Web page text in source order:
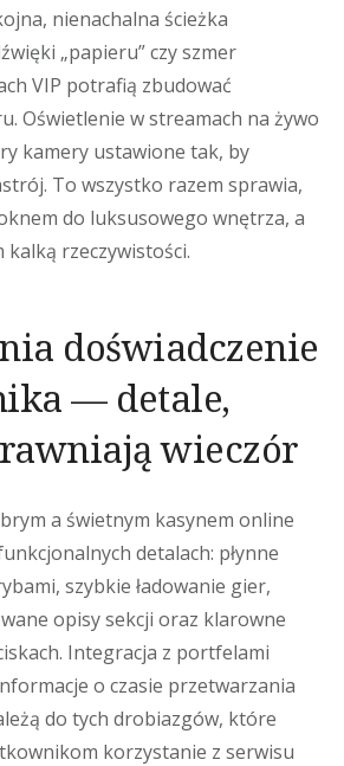
nienachalna ścieżka
„papieru” czy szmer
VIP potrafią zbudować
Oświetlenie w streamach na żywo
kamery ustawione tak, by
To wszystko razem sprawia,
do luksusowego wnętrza, a
kalką rzeczywistości.
doświadczenie
— detale,
wieczór
a świetnym kasynem online
detalach: płynne
szybkie ładowanie gier,
opisy sekcji oraz klarowne
Integracja z portfelami
o czasie przetwarzania
do tych drobiazgów, które
korzystanie z serwisu